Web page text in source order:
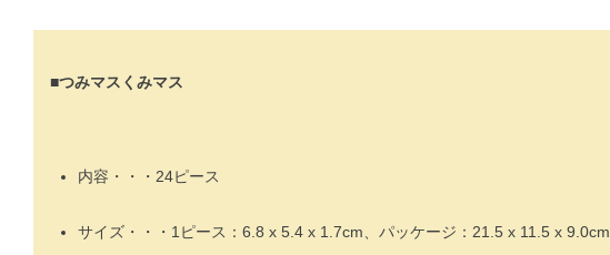
■つみマスくみマス
内容・・・24ピース
サイズ・・・1ピース：6.8 x 5.4 x 1.7cm、パッケージ：21.5 x 11.5 x 9.0cm